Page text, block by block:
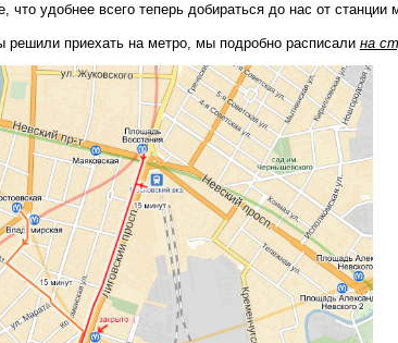
удобнее всего теперь добираться до нас от станции
решили приехать на метро, мы подробно расписали на